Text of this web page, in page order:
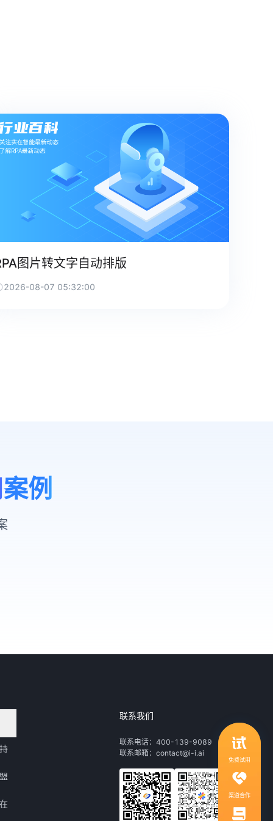
图片转文字自动排版
2026-08-07 05:32:00
例
联系我们
联系电话：400-139-9089
联系邮箱：contact@i-i.ai
免费试用
渠道合作
领取行业自动化解决方案